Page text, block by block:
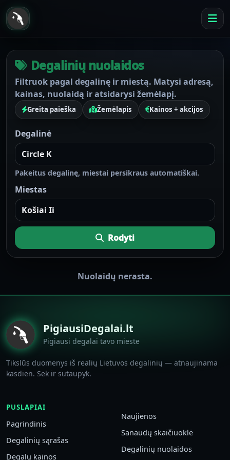
Degalinių nuolaidos
Filtruok pagal degalinę ir miestą. Matysi adresą,
kainas, nuolaidą ir atsidarysi žemėlapį.
Greita paieška Žemėlapis Kainos + akcijos
Degalinė
Pakeitus degalinę, miestai persikraus automatiškai.
Miestas
Rodyti
Nuolaidų nerasta.
PigiausiDegalai.lt
Pigiausi degalai tavo mieste
Tikslūs duomenys iš realių Lietuvos degalinių — atnaujinama
kasdien. Sek ir sutaupyk.
PUSLAPIAI
Pagrindinis
Degalinių sąrašas
Degalų kainos
Naujienos
Sanaudų skaičiuoklė
Degalinių nuolaidos